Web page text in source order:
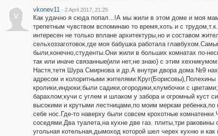
v
vkonev11 · 2 April 2017, 21:25
Как удачно я сюда попал...!А мы жили в этом доме и моя
трепетным чувством вспоминаю то время,хоть и с
интересен не только вплане архитектуры,но и составом
сельхоззаготовок,где моя бабушка работала
были,конечно,студенты.Они жили в больших комнатах по-
так или иначе связанные(или нет,не знаю) с этим
Настя,тетя Шура Смирнова и др.А внутри двора дома №9
адресом и колоритными
кролики,индюки;были садики,огородики,клумбочки с
барахлом;кучи с углем и шлаком у забора и огромный куст
высокими и крутыми лестницами,по моим меркам ребенка,по
себе нос.Где-то наверху были совсем крохотные
соседями.Два туалета,на кухне две газ. плиты,три
угольная котельная,дымоход которой шел черех кухню и